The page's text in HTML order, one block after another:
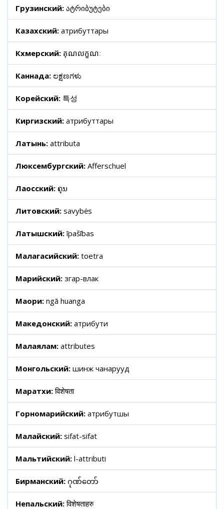
Грузинский: ატრიბუტები
Казахский: атрибуттары
Кхмерский: គុណលក្ខណៈ
Каннада: ಲಕ್ಷಣಗಳು
Корейский: 특성
Киргизский: атрибуттары
Латынь: attributa
Люксембургский: Afferschuel
Лаосский: ຄຸນ
Литовский: savybės
Латышский:īpašības
Малагасийский: toetra
Марийский: ӱзгар-влак
Маори: ngā huanga
Македонский: атрибути
Малаялам: attributes
Монгольский: шинж чанарууд
Маратхи:विशेषता
Горномарийский: атрибутшы
Малайский: sifat-sifat
Мальтийский: l-attributi
Бирманский: ဂုဏ်တော်
Непальский:विशेषताहरु